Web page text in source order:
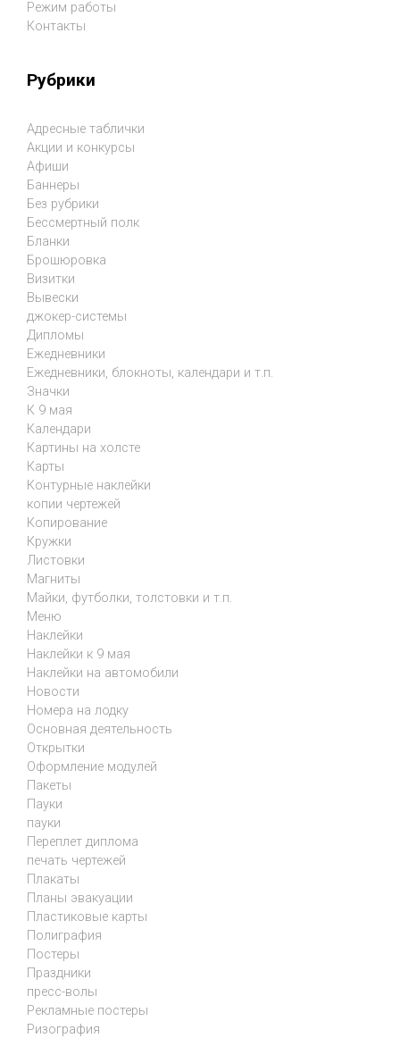
Режим работы
Контакты
Рубрики
Адресные таблички
Акции и конкурсы
Афиши
Баннеры
Без рубрики
Бессмертный полк
Бланки
Брошюровка
Визитки
Вывески
джокер-системы
Дипломы
Ежедневники
Ежедневники, блокноты, календари и т.п.
Значки
К 9 мая
Календари
Картины на холсте
Карты
Контурные наклейки
копии чертежей
Копирование
Кружки
Листовки
Магниты
Майки, футболки, толстовки и т.п.
Меню
Наклейки
Наклейки к 9 мая
Наклейки на автомобили
Новости
Номера на лодку
Основная деятельность
Открытки
Оформление модулей
Пакеты
Пауки
пауки
Переплет диплома
печать чертежей
Плакаты
Планы эвакуации
Пластиковые карты
Полиграфия
Постеры
Праздники
пресс-волы
Рекламные постеры
Ризография